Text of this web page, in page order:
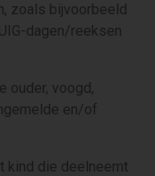
zoals bijvoorbeeld
dagen/reeksen
ouder, voogd,
en/of
kind die deelneemt